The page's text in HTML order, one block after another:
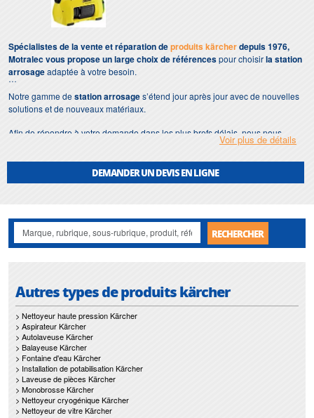
Spécialistes de la vente et réparation deproduits kärcherdepuis 1976,
Motralec vous propose un large choix de référencespour choisirla station
arrosageadaptée à votre besoin.
Notre gamme destation arrosages’étend jour après jour avec de nouvelles
solutions et de nouveaux matériaux.
Afin de répondre à votre demande dans les plus brefs délais, nous nous
station arrosage.
met également à votre disposition son service de
maintenance destation arrosage.
contraintes sont un gage d'efficacité, et garantissent l'absence de perturbation
de vos installations destation arrosage.
Voir plus de détails
DEMANDER UN DEVIS EN LIGNE
RECHERCHER
Autres types de produits kärcher
> Nettoyeur haute pression Kärcher
> Aspirateur Kärcher
> Autolaveuse Kärcher
> Balayeuse Kärcher
> Fontaine d'eau Kärcher
> Installation de potabilisation Kärcher
> Laveuse de pièces Kärcher
> Monobrosse Kärcher
> Nettoyeur cryogénique Kärcher
> Nettoyeur de vitre Kärcher